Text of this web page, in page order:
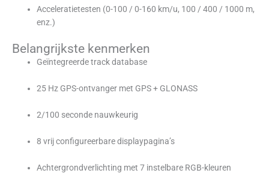
Acceleratietesten (0-100 / 0-160 km/u, 100 / 400 / 1000 m,
enz.)
Belangrijkste kenmerken
Geïntegreerde track database
25 Hz GPS-ontvanger met GPS + GLONASS
2/100 seconde nauwkeurig
8 vrij configureerbare displaypagina’s
Achtergrondverlichting met 7 instelbare RGB-kleuren